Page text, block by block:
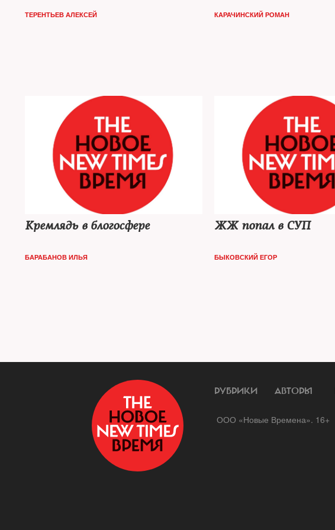
ТЕРЕНТЬЕВ АЛЕКСЕЙ КАРАЧИНСКИЙ РОМАН
Кремлядь в блогосфере
БАРАБАНОВ ИЛЬЯ
ЖЖ попал в СУП
БЫКОВСКИЙ ЕГОР
РУБРИКИ АВТОРЫ
ООО «Новые Времена». 16+